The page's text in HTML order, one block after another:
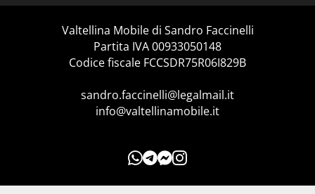
Valtellina Mobile di Sandro Faccinelli
Partita IVA 00933050148
Codice fiscale FCCSDR75R06I829B
sandro.faccinelli@legalmail.it
info@valtellinamobile.it